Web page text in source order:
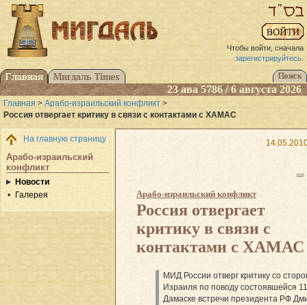
Чтобы войти, сначала
зарегистрируйтесь.
23 ава 5786 / 6 августа 2026
Главная > Арабо-израильский конфликт >
Россия отвергает критику в связи с контактами с ХАМАС
На главную страницу
Арабо-израильский
конфликт
Новости
Галерея
Арабо-израильский конфликт
Россия отвергает
критику в связи с
контактами с ХАМАС
МИД России отверг критику со
Израиля по поводу состоявшейся
Дамаске встречи президента РФ